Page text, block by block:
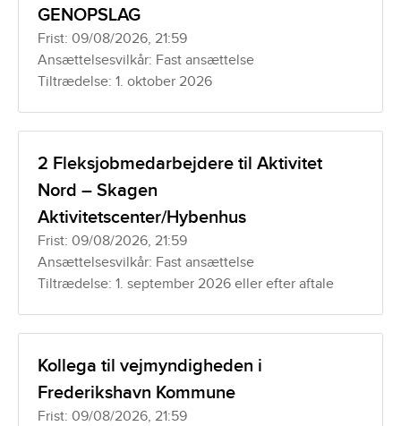
GENOPSLAG
Frist: 09/08/2026, 21:59
Ansættelsesvilkår: Fast ansættelse
Tiltrædelse: 1. oktober 2026
2 Fleksjobmedarbejdere til Aktivitet
Nord – Skagen
Aktivitetscenter/Hybenhus
Frist: 09/08/2026, 21:59
Ansættelsesvilkår: Fast ansættelse
Tiltrædelse: 1. september 2026 eller efter aftale
Kollega til vejmyndigheden i
Frederikshavn Kommune
Frist: 09/08/2026, 21:59